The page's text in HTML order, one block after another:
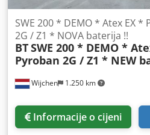
Wijchen 1.250 km
SWE 200 * DEMO * Atex EX *
2G / Z1 * NOVA baterija !!
BTSWE 200 * DEMO *
Pyroban 2G / Z1 * NEW
Informacije o cijeni